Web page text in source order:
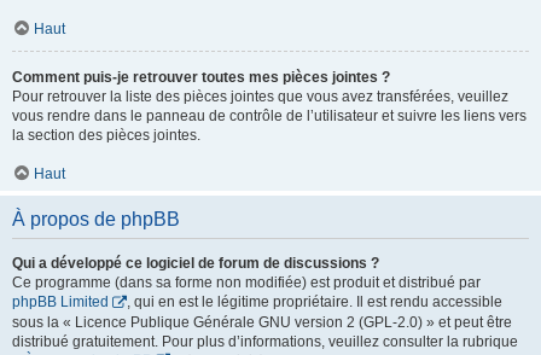
Haut
Comment puis-je retrouver toutes mes pièces jointes ?
Pour retrouver la liste des pièces jointes que vous avez transférées, veuillez
vous rendre dans le panneau de contrôle de l’utilisateur et suivre les liens vers
la section des pièces jointes.
Haut
À propos de phpBB
Qui a développé ce logiciel de forum de discussions ?
Ce programme (dans sa forme non modifiée) est produit et distribué par
phpBB Limited
, qui en est le légitime propriétaire. Il est rendu accessible
sous la « Licence Publique Générale GNU version 2 (GPL-2.0) » et peut être
distribué gratuitement. Pour plus d’informations, veuillez consulter la rubrique